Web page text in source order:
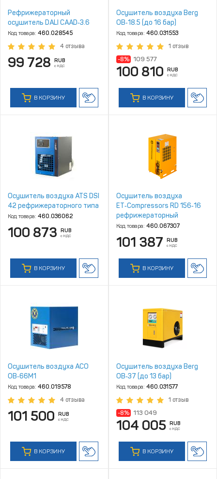
Рефрижераторный
осушитель DALI CAAD‑3.6
Код товара: 460.028545
4 отзыва
99 728 RUB
с НДС
В КОРЗИНУ
Осушитель воздуха Berg
ОВ‑18.5 (до 16 бар)
Код товара: 460.031553
1 отзыв
-8% 109 577
100 810 RUB
с НДС
В КОРЗИНУ
Осушитель воздуха ATS DSI
42 рефрижераторного типа
Код товара: 460.036062
100 873 RUB
с НДС
В КОРЗИНУ
Осушитель воздуха
ET‑Compressors RD 156‑16
рефрижераторный
Код товара: 460.067307
101 387 RUB
с НДС
В КОРЗИНУ
Осушитель воздуха АСО
ОВ‑66М1
Код товара: 460.019578
4 отзыва
101 500 RUB
с НДС
В КОРЗИНУ
Осушитель воздуха Berg
ОВ‑37 (до 13 бар)
Код товара: 460.031577
1 отзыв
-8% 113 049
104 005 RUB
с НДС
В КОРЗИНУ